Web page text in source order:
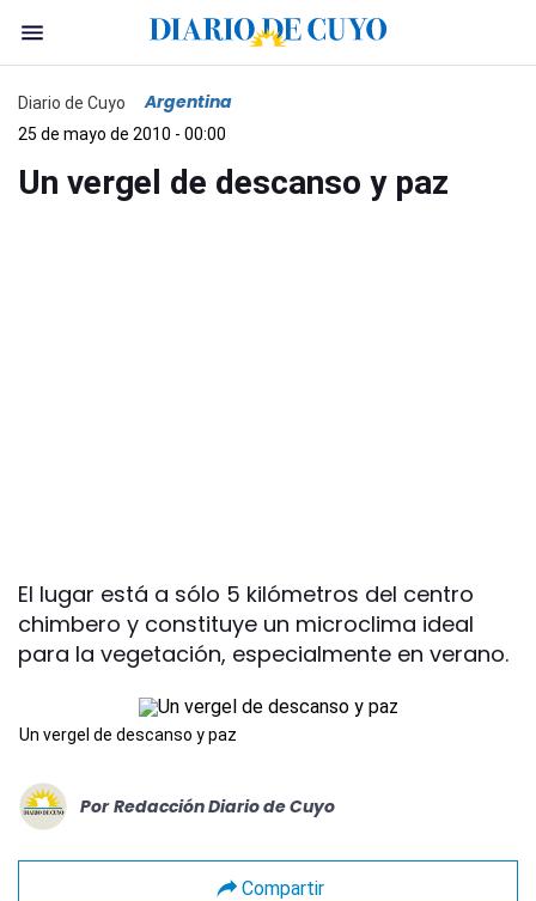
Diario de Cuyo Argentina
25 de mayo de 2010 - 00:00
Un vergel de descanso y paz
El lugar está a sólo 5 kilómetros del centro
chimbero y constituye un microclima ideal
para la vegetación, especialmente en verano.
Un vergel de descanso y paz
Por Redacción Diario de Cuyo
Compartir